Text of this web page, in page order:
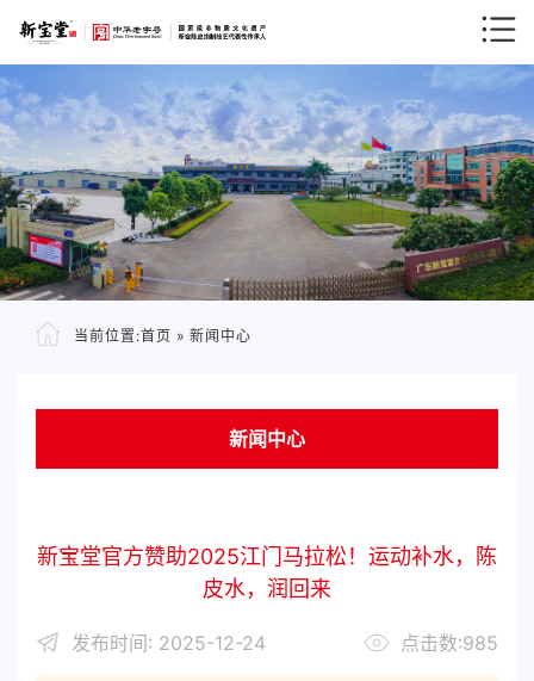
当前位置:首页 » 新闻中心
新闻中心
新宝堂官方赞助2025江门马拉松！运动补水，陈
皮水，润回来
发布时间: 2025-12-24 点击数:985